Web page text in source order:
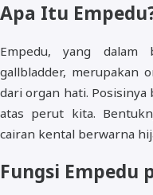
Apa Itu
Empedu, yang dalam
gallbladder, merupakan
dari organ hati. Posisinya
atas perut kita.
cairan kental berwarna
Fungsi Empedu